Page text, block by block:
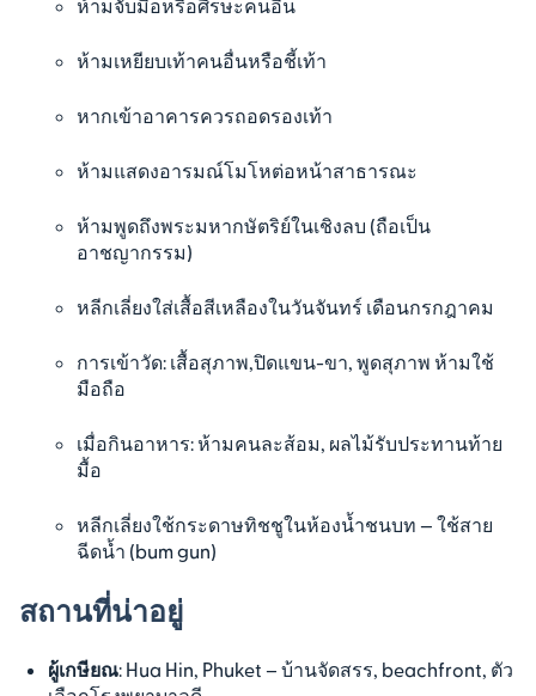
ห้ามจับมือหรือศีรษะคนอื่น
ห้ามเหยียบเท้าคนอื่นหรือชี้เท้า
หากเข้าอาคารควรถอดรองเท้า
ห้ามแสดงอารมณ์โมโหต่อหน้าสาธารณะ
ห้ามพูดถึงพระมหากษัตริย์ในเชิงลบ (ถือเป็น
อาชญากรรม)
หลีกเลี่ยงใส่เสื้อสีเหลืองในวันจันทร์ เดือนกรกฎาคม
การเข้าวัด: เสื้อสุภาพ,ปิดแขน-ขา, พูดสุภาพ ห้ามใช้
มือถือ
เมื่อกินอาหาร: ห้ามคนละส้อม, ผลไม้รับประทานท้าย
มื้อ
หลีกเลี่ยงใช้กระดาษทิชชูในห้องน้ำชนบท — ใช้สาย
ฉีดน้ำ (bum gun)
สถานที่น่าอยู่
ผู้เกษียณ: Hua Hin, Phuket – บ้านจัดสรร, beachfront, ตัว